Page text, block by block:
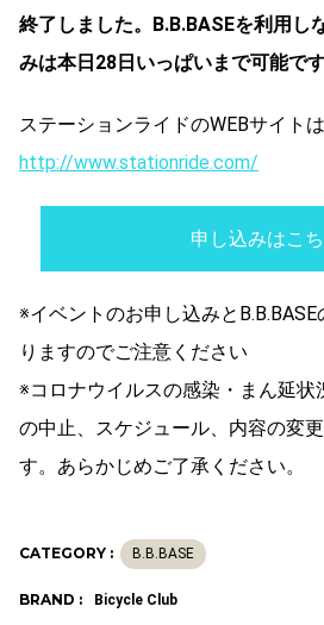
終了しました。B.B.BASEを利用し
みは本日28日いっぱいまで可能です
ステーションライドのWEBサイト
http://www.stationride.com/
申し込みはこ
※イベントのお申し込みと
りますのでご注意ください
※コロナウイルスの感染・まん延状
の中止、スケジュール、内容の変
す。あらかじめご了承ください。
CATEGORY : B.B.BASE
BRAND : Bicycle Club